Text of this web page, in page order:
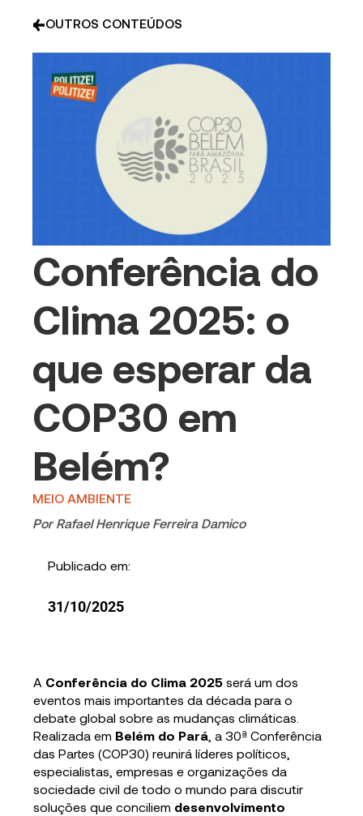
OUTROS CONTEÚDOS
Conferência do
Clima 2025: o
que esperar da
COP30 em
Belém?
MEIO AMBIENTE
Por Rafael Henrique Ferreira Damico
Publicado em:
31/10/2025
A Conferência do Clima 2025 será um dos
eventos mais importantes da década para o
debate global sobre as mudanças climáticas.
Realizada em Belém do Pará , a 30ª Conferência
das Partes (COP30) reunirá líderes políticos,
especialistas, empresas e organizações da
sociedade civil de todo o mundo para discutir
soluções que conciliem desenvolvimento